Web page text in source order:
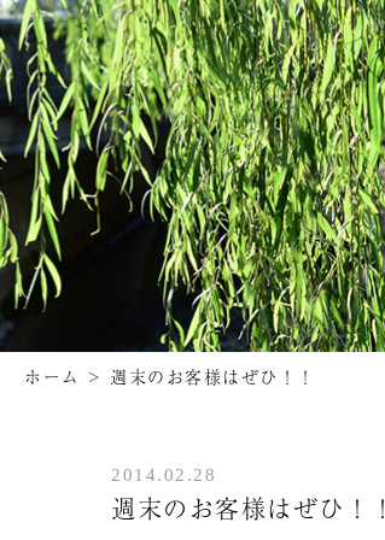
ホーム > 週末のお客様はぜひ！！
2014.02.28
週末のお客様はぜひ！！